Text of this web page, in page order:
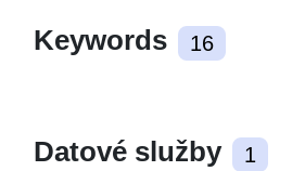
Keywords 16
Datové služby 1